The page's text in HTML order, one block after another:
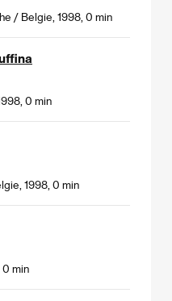
/ Belgie, 1998, 0 min
0 min
1998, 0 min
0 min